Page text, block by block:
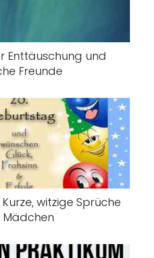
Enttäuschung und
Freunde
witzige Sprüche
Mädchen